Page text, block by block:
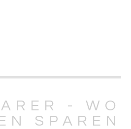
- WO
SPAREN